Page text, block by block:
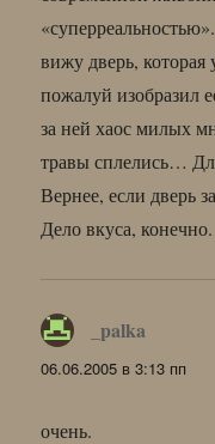
вижу дверь,
пожалуй изобразил
за ней хаос милых
травы сплелись…
Вернее, если дверь
Дело вкуса, конечно.
_palka
06.06.2005 в 3:13 пп
очень.